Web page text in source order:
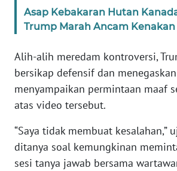
Asap Kebakaran Hutan
Trump Marah Ancam Kenakan
Alih-alih meredam kontroversi,
bersikap defensif dan
menyampaikan permintaan maaf
atas video tersebut.
“Saya tidak membuat kesalahan,”
ditanya soal kemungkinan
sesi tanya jawab bersama
DISCLAIMER
Wahana
News
Regional